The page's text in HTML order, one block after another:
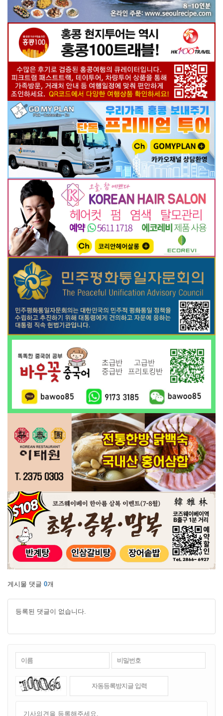
게시물 댓글 0개
등록된 댓글이 없습니다.